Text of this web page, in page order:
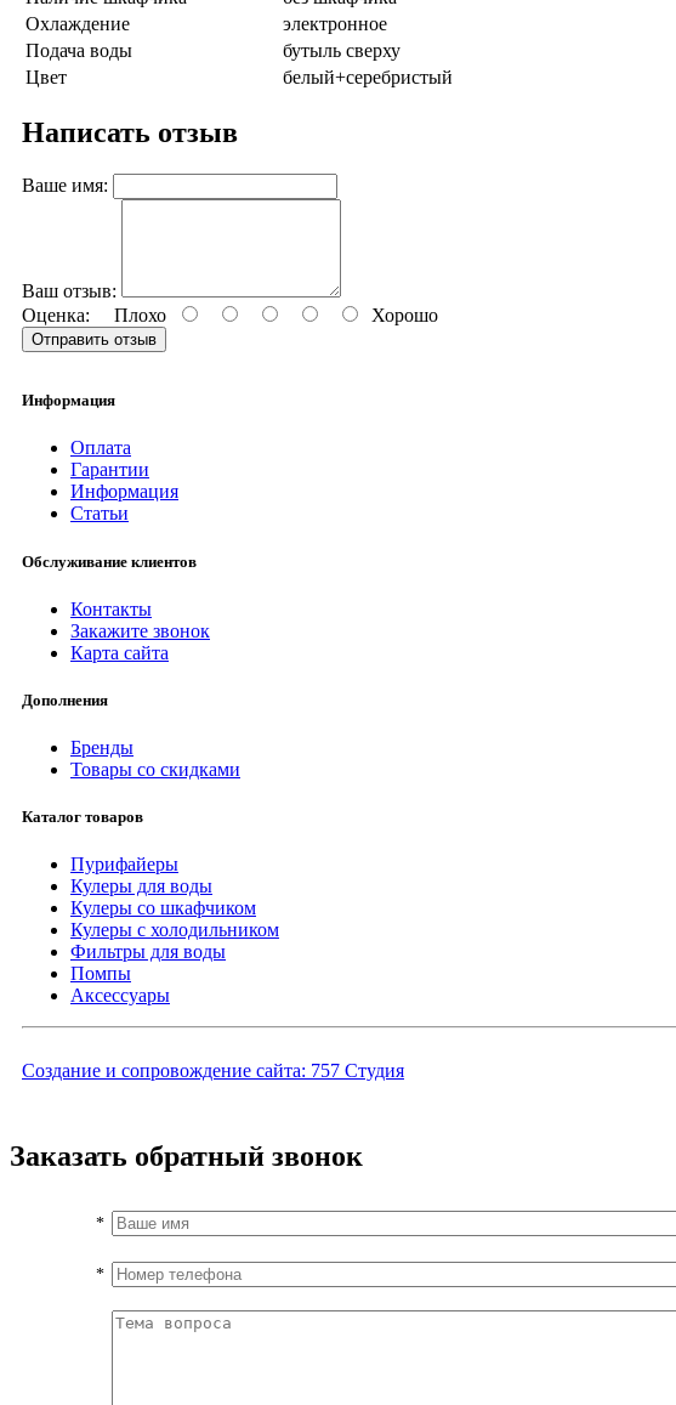
Охлаждение
электронное
Подача воды
бутыль сверху
Цвет
белый+серебристый
Написать отзыв
Ваше имя:
Ваш отзыв:
Оценка: Плохо Хорошо
Отправить отзыв
Информация
Оплата
Гарантии
Информация
Статьи
Обслуживание клиентов
Контакты
Закажите звонок
Карта сайта
Дополнения
Бренды
Товары со скидками
Каталог товаров
Пурифайеры
Кулеры для воды
Кулеры со шкафчиком
Кулеры с холодильником
Фильтры для воды
Помпы
Аксессуары
Создание и сопровождение сайта: 757 Студия
Заказать обратный звонок
*
*